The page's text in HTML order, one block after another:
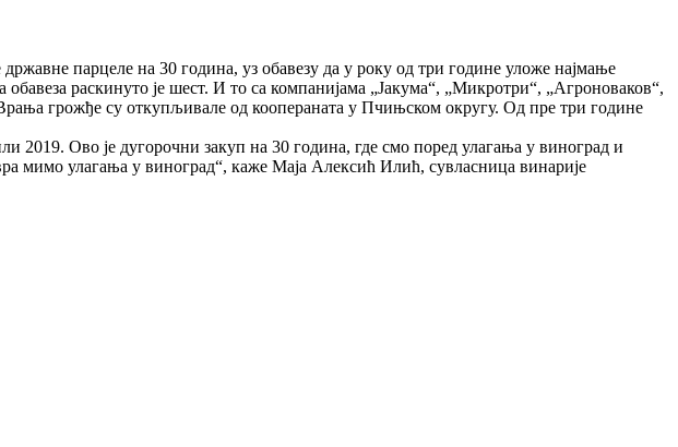
парцеле на 30 година, уз обавезу да у року од три године уложе најмање
раскинуто је шест. И то са компанијама „Јакума“, „Микротри“, „Агроноваков“,
грожђе су откупљивале од коопераната у Пчињском округу. Од пре три године
2019. Ово је дугорочни закуп на 30 година, где смо поред улагања у виноград и
мимо улагања у виноград“, каже Маја Алексић Илић, сувласница винарије